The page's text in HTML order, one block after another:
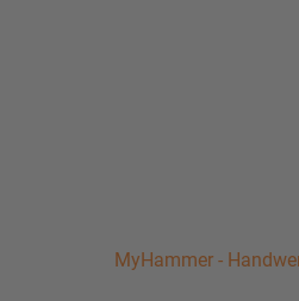
MyHammer -